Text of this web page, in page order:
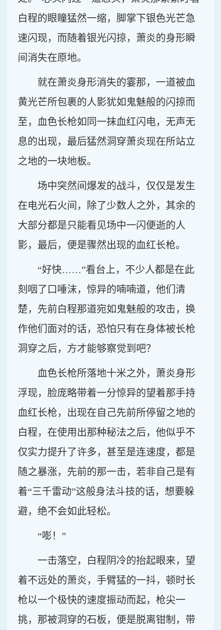
白程的眼瞳猛然一缩，脚掌下银色光芒急
速闪现，而随着银光闪掠，萧炎的身形瞬
间消失在原地。
就在萧炎身形消失的霎那，一道被血
黄光芒所包裹的人影犹如鬼魅般的闪掠而
至，血色长枪如同一抹血红闪电，无声无
息的出现，最后猛然洞穿萧炎现在所站立
之地的一块地板。
场中突然间爆发的战斗，仅仅是发生
在电光石火间，除了少数人之外，其余的
大部分都是只能看见场中一闪便逝的人
影，最后，便是骤然出现的血红长枪。
“好快……”看台上，不少人都是在此
刻咽了口唾沫，惊异的喃喃道，他们清
楚，先前白程那道宛如鬼魅般的攻击，换
作他们面对的话，恐怕只有在身体被长枪
洞穿之后，方才能够察觉到吧？
血色长枪所落地十米之外，萧炎身形
浮现，脸庞略带着一分惊异的望着那手持
血红长枪，出现在自己先前所停留之地的
白程，在使用出那种秘法之后，他似乎不
仅实力提升了许多，甚至是连速度，都是
随之暴涨，先前的那一击，若非自己是有
着“三千雷动”这般身法斗技的话，想要躲
避，绝不会如此轻松。
“嘭！”
一击落空，白程阴冷的抬起眼来，望
着不远处的萧炎，手臂猛的一抖，顿时长
枪以一个极快的速度振动而起，枪尖一
挑，那被洞穿的石板，便是脱离钳制，带